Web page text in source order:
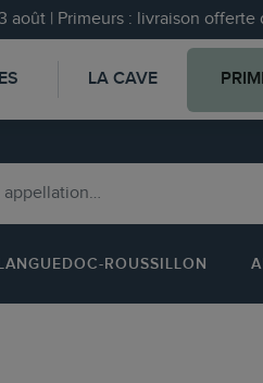
août | Primeurs : livraison offerte
LA CAVE
ROUSSILLON